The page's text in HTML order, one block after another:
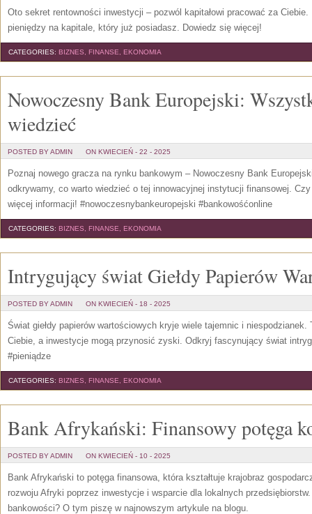
Oto sekret rentowności inwestycji – pozwól kapitałowi pracować za
pieniędzy na kapitale, który już posiadasz. Dowiedz się więcej!
CATEGORIES: BIZNES, FINANSE, EKONOMIA
Nowoczesny Bank Europejski:
wiedzieć
POSTED BY ADMIN ON KWIECIEŃ - 22 - 2025
Poznaj nowego gracza na rynku bankowym – Nowoczesny Bank
odkrywamy, co warto wiedzieć o tej innowacyjnej instytucji finansowej.
więcej informacji! #nowoczesnybankeuropejski #bankowośćonline
CATEGORIES: BIZNES, FINANSE, EKONOMIA
Intrygujący świat Giełdy Papierów
POSTED BY ADMIN ON KWIECIEŃ - 18 - 2025
Świat giełdy papierów wartościowych kryje wiele tajemnic i
Ciebie, a inwestycje mogą przynosić zyski. Odkryj fascynujący świat
#pieniądze
CATEGORIES: BIZNES, FINANSE, EKONOMIA
Bank Afrykański: Finansowy potęga
POSTED BY ADMIN ON KWIECIEŃ - 10 - 2025
Bank Afrykański to potęga finansowa, która kształtuje krajobraz
rozwoju Afryki poprzez inwestycje i wsparcie dla lokalnych
bankowości? O tym piszę w najnowszym artykule na blogu.